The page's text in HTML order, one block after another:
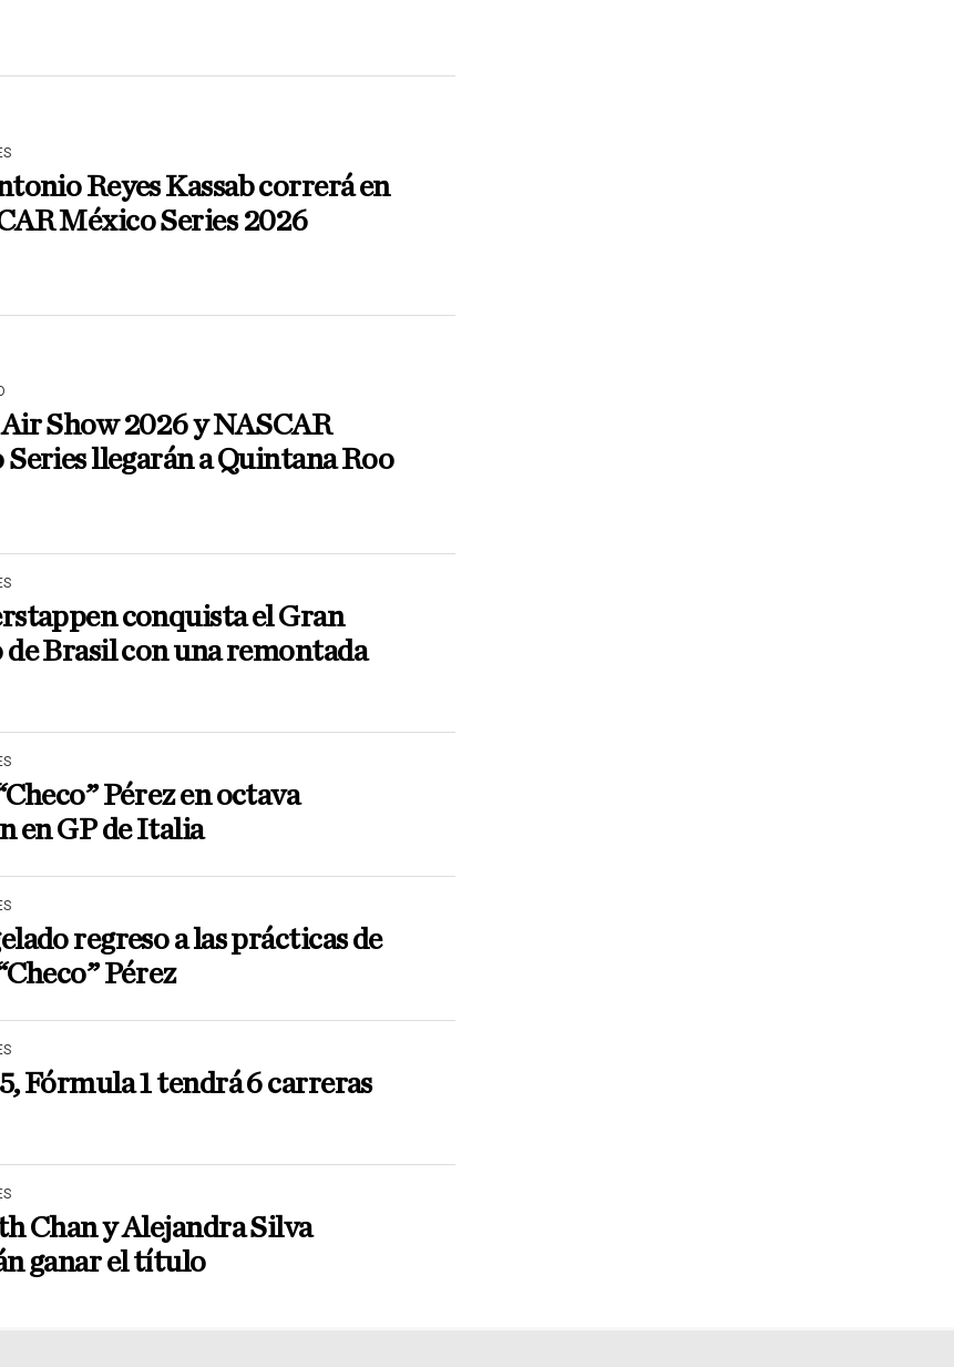
Reyes Kassab correrá en
México Series 2026
Show 2026 y NASCAR
llegarán a Quintana Roo
conquista el Gran
Brasil con una remontada
Pérez en octava
en GP de Italia
regreso a las prácticas de
Pérez
Fórmula 1 tendrá 6 carreras
Chan y Alejandra Silva
ganar el título